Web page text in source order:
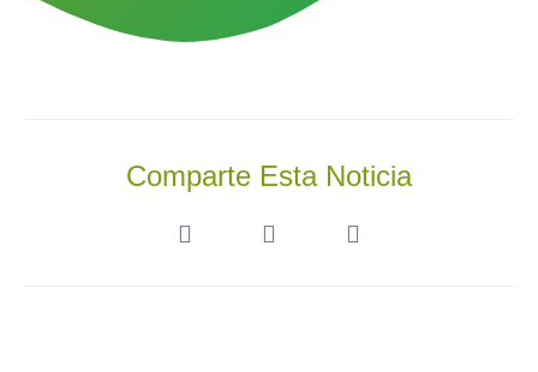
Comparte Esta Noticia